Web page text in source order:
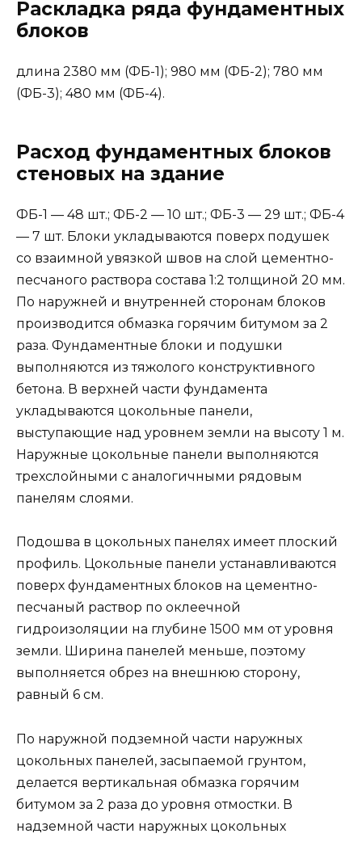
Раскладка ряда фундаментных
блоков
длина 2380 мм (ФБ-1); 980 мм (ФБ-2); 780 мм
(ФБ-3); 480 мм (ФБ-4).
Расход фундаментных блоков
стеновых на здание
ФБ-1 — 48 шт.; ФБ-2 — 10 шт.; ФБ-3 — 29 шт.; ФБ-4
— 7 шт. Блоки укладываются поверх подушек
со взаимной увязкой швов на слой цементно-
песчаного раствора состава 1:2 толщиной 20 мм.
По наружней и внутренней сторонам блоков
производится обмазка горячим битумом за 2
раза. Фундаментные блоки и подушки
выполняются из тяжолого конструктивного
бетона. В верхней части фундамента
укладываются цокольные панели,
выступающие над уровнем земли на высоту 1 м.
Наружные цокольные панели выполняются
трехслойными с аналогичными рядовым
панелям слоями.
Подошва в цокольных панелях имеет плоский
профиль. Цокольные панели устанавливаются
поверх фундаментных блоков на цементно-
песчаный раствор по оклеечной
гидроизоляции на глубине 1500 мм от уровня
земли. Ширина панелей меньше, поэтому
выполняется обрез на внешнюю сторону,
равный 6 см.
По наружной подземной части наружных
цокольных панелей, засыпаемой грунтом,
делается вертикальная обмазка горячим
битумом за 2 раза до уровня отмостки. В
надземной части наружных цокольных